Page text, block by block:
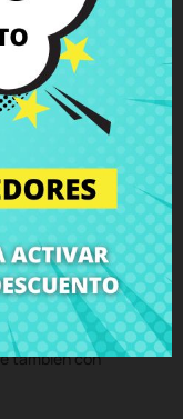
K541UJ
F541U
en CRParts -
también con